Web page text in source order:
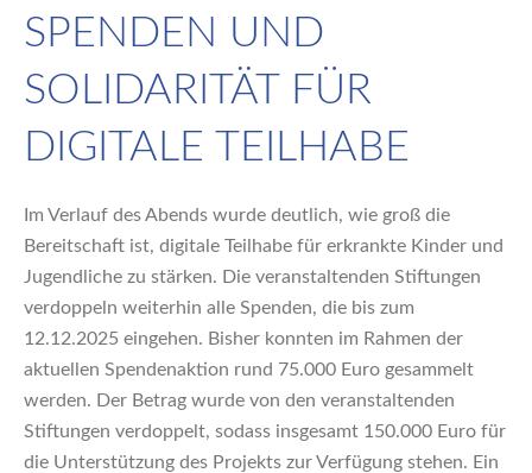
SPENDEN UND
SOLIDARITÄT FÜR
DIGITALE TEILHABE
Im Verlauf des Abends wurde deutlich, wie groß die
Bereitschaft ist, digitale Teilhabe für erkrankte Kinder und
Jugendliche zu stärken. Die veranstaltenden Stiftungen
verdoppeln weiterhin alle Spenden, die bis zum
12.12.2025 eingehen. Bisher konnten im Rahmen der
aktuellen Spendenaktion rund 75.000 Euro gesammelt
werden. Der Betrag wurde von den veranstaltenden
Stiftungen verdoppelt, sodass insgesamt 150.000 Euro für
die Unterstützung des Projekts zur Verfügung stehen. Ein